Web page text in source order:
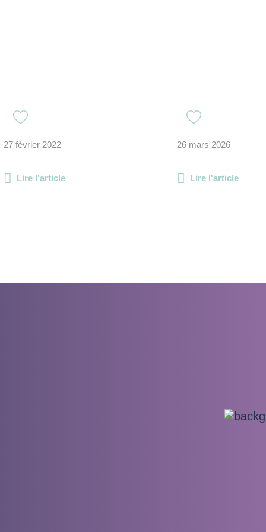
27 février 2022
Lire l'article
26 mars 2026
Lire l'article